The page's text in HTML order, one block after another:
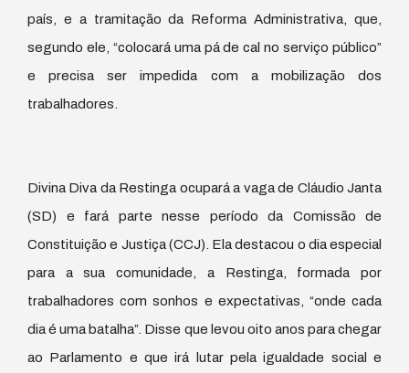
país, e a tramitação da Reforma Administrativa, que,
segundo ele, “colocará uma pá de cal no serviço público”
e precisa ser impedida com a mobilização dos
trabalhadores.
Divina Diva da Restinga ocupará a vaga de Cláudio Janta
(SD) e fará parte nesse período da Comissão de
Constituição e Justiça (CCJ). Ela destacou o dia especial
para a sua comunidade, a Restinga, formada por
trabalhadores com sonhos e expectativas, “onde cada
dia é uma batalha”. Disse que levou oito anos para chegar
ao Parlamento e que irá lutar pela igualdade social e